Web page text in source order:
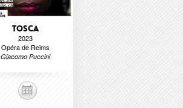
TOSCA
2023
Opéra de Reims
Giacomo Puccini